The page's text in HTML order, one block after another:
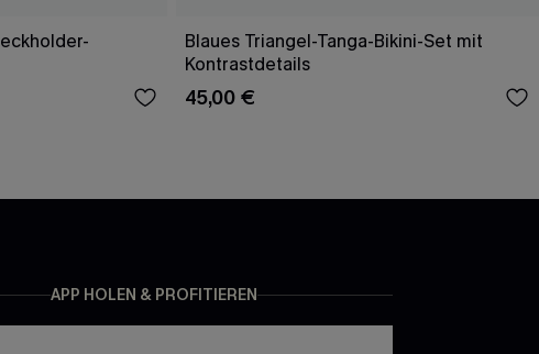
Blaues Triangel-Tanga-Bikini-Set mit
Kontrastdetails
45,00 €
APP HOLEN & PROFITIEREN